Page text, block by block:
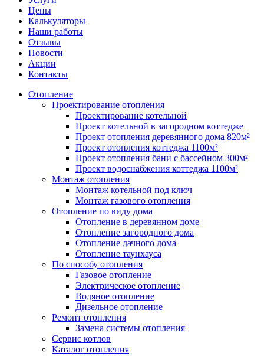
Цены
Калькуляторы
Наши работы
Отзывы
Новости
Акции
Контакты
Отопление
Проектирование отопления
Проектирование котельной
Проект котельной в загородном коттедже
Проект отопления деревянного дома 820м²
Проект отопления коттеджа 1100м²
Проект отопления бани с бассейном 300м²
Проект водоснабжения коттеджа 1100м²
Монтаж отопления
Монтаж котельной под ключ
Монтаж газового отопления
Отопление по виду дома
Отопление в деревянном доме
Отопление загородного дома
Отопление дачного дома
Отопление таунхауса
По способу отопления
Газовое отопление
Электрическое отопление
Водяное отопление
Дизельное отопление
Ремонт отопления
Замена системы отопления
Сервис котлов
Каталог отопления